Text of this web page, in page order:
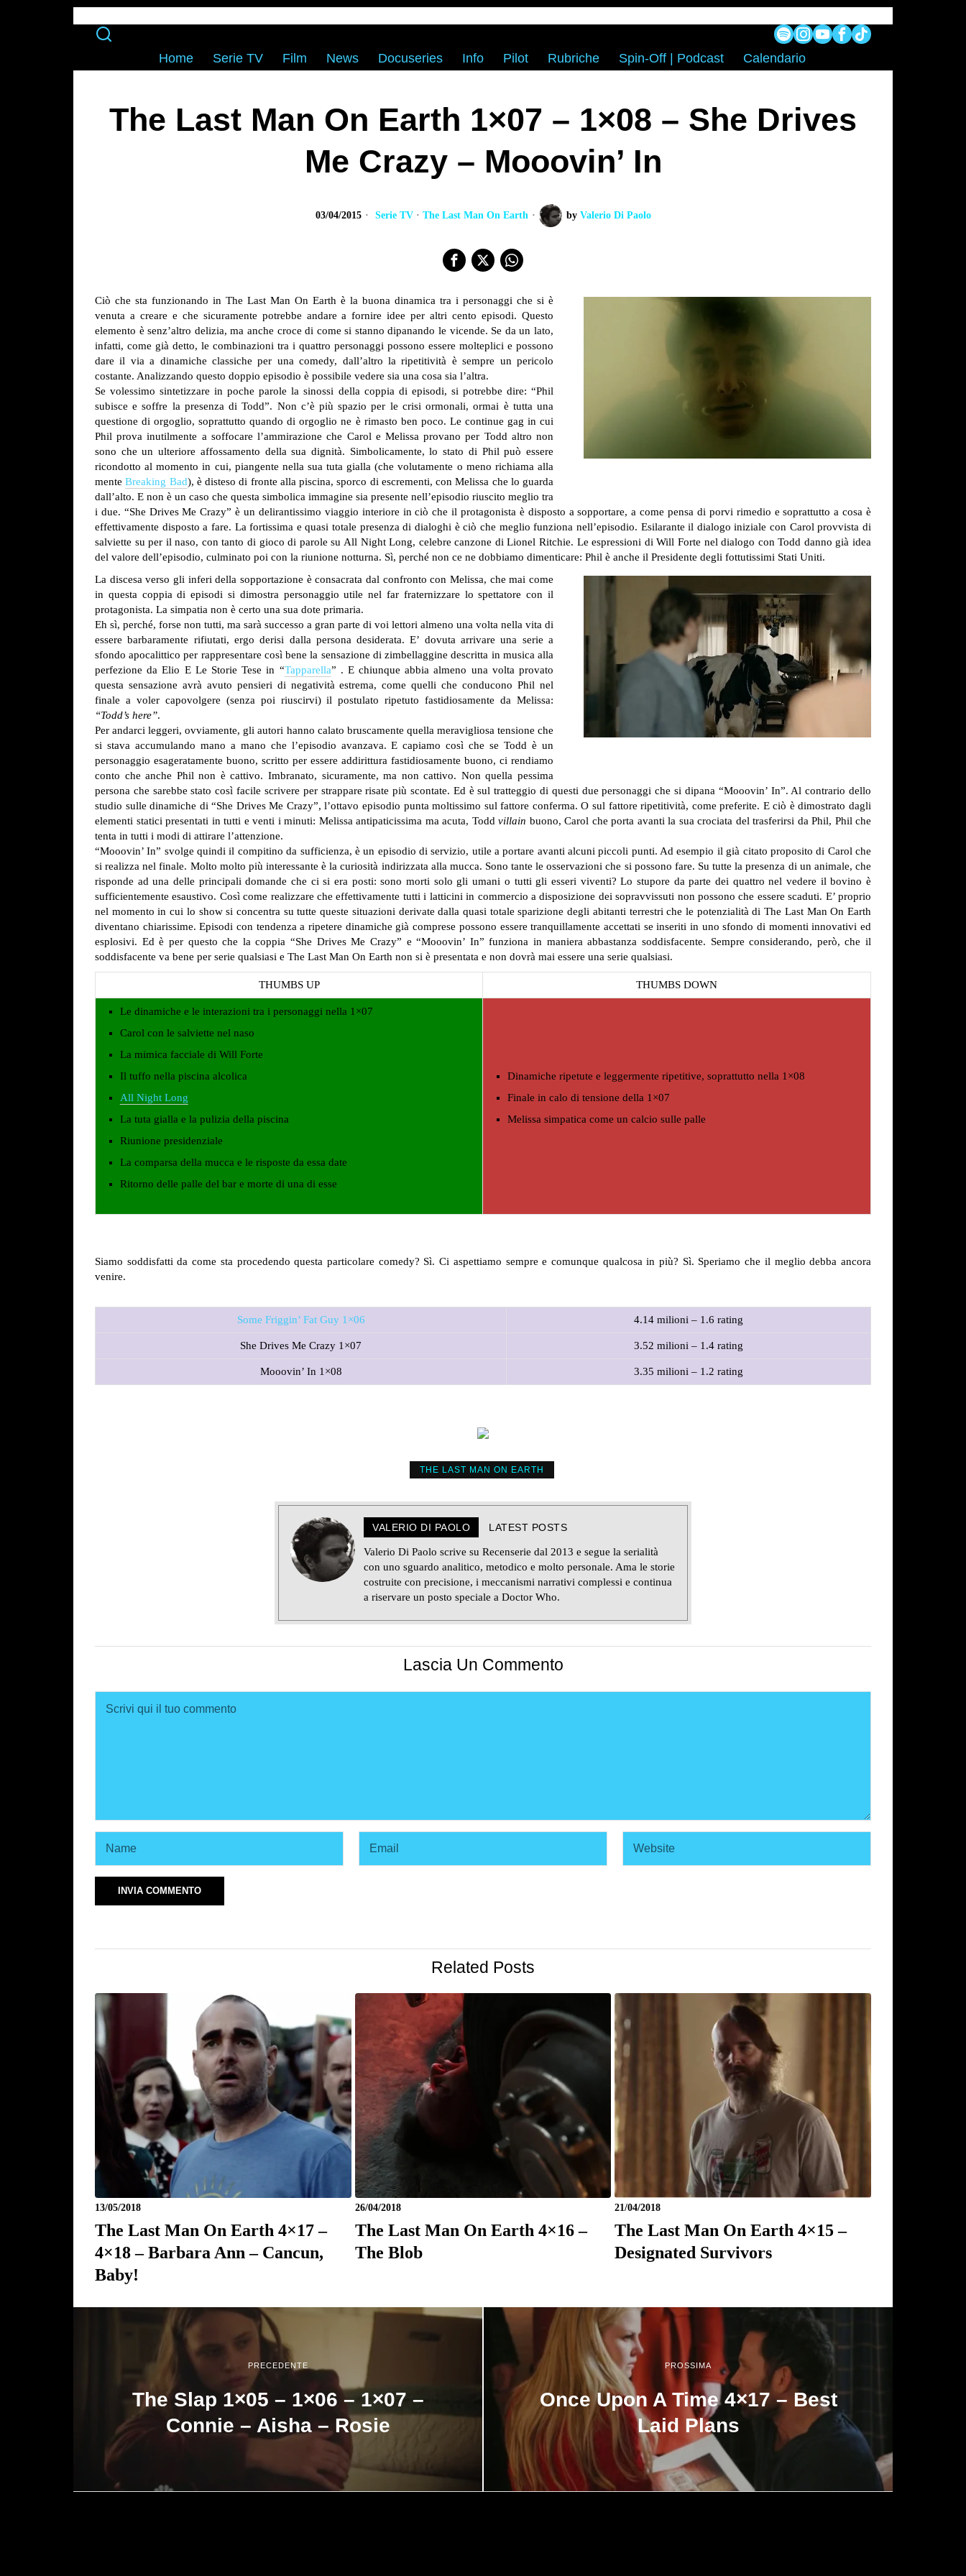
Home Serie TV Film News Docuseries Info Pilot Rubriche Spin-Off | Podcast Calendario
The Last Man On Earth 1×07 – 1×08 – She Drives
Me Crazy – Mooovin’ In
03/04/2015 Serie TV · The Last Man On Earth by Valerio Di Paolo
Ciò che sta funzionando in The Last Man On Earth è la buona dinamica tra i personaggi che si è
venuta a creare e che sicuramente potrebbe andare a fornire idee per altri cento episodi. Questo
elemento è senz’altro delizia, ma anche croce di come si stanno dipanando le vicende. Se da un lato,
infatti, come già detto, le combinazioni tra i quattro personaggi possono essere molteplici e possono
dare il via a dinamiche classiche per una comedy, dall’altro la ripetitività è sempre un pericolo
costante. Analizzando questo doppio episodio è possibile vedere sia una cosa sia l’altra.
Se volessimo sintetizzare in poche parole la sinossi della coppia di episodi, si potrebbe dire: “Phil
subisce e soffre la presenza di Todd”. Non c’è più spazio per le crisi ormonali, ormai è tutta una
questione di orgoglio, soprattutto quando di orgoglio ne è rimasto ben poco. Le continue gag in cui
Phil prova inutilmente a soffocare l’ammirazione che Carol e Melissa provano per Todd altro non
sono che un ulteriore affossamento della sua dignità. Simbolicamente, lo stato di Phil può essere
ricondotto al momento in cui, piangente nella sua tuta gialla (che volutamente o meno richiama alla
menteBreaking Bad), è disteso di fronte alla piscina, sporco di escrementi, con Melissa che lo guarda
dall’alto. E non è un caso che questa simbolica immagine sia presente nell’episodio riuscito meglio tra
i due. “She Drives Me Crazy” è un delirantissimo viaggio interiore in ciò che il protagonista è disposto a sopportare, a come pensa di porvi rimedio e soprattutto a cosa è
effettivamente disposto a fare. La fortissima e quasi totale presenza di dialoghi è ciò che meglio funziona nell’episodio. Esilarante il dialogo iniziale con Carol provvista di
salviette su per il naso, con tanto di gioco di parole su All Night Long, celebre canzone di Lionel Ritchie. Le espressioni di Will Forte nel dialogo con Todd danno già idea
del valore dell’episodio, culminato poi con la riunione notturna. Sì, perché non ce ne dobbiamo dimenticare: Phil è anche il Presidente degli fottutissimi Stati Uniti.
La discesa verso gli inferi della sopportazione è consacrata dal confronto con Melissa, che mai come
in questa coppia di episodi si dimostra personaggio utile nel far fraternizzare lo spettatore con il
protagonista. La simpatia non è certo una sua dote primaria.
Eh sì, perché, forse non tutti, ma sarà successo a gran parte di voi lettori almeno una volta nella vita di
essere barbaramente rifiutati, ergo derisi dalla persona desiderata. E’ dovuta arrivare una serie a
sfondo apocalittico per rappresentare così bene la sensazione di zimbellaggine descritta in musica alla
perfezione da Elio E Le Storie Tese in “Tapparella” . E chiunque abbia almeno una volta provato
questa sensazione avrà avuto pensieri di negatività estrema, come quelli che conducono Phil nel
finale a voler capovolgere (senza poi riuscirvi) il postulato ripetuto fastidiosamente da Melissa:
“Todd’s here”.
Per andarci leggeri, ovviamente, gli autori hanno calato bruscamente quella meravigliosa tensione che
si stava accumulando mano a mano che l’episodio avanzava. E capiamo così che se Todd è un
personaggio esageratamente buono, scritto per essere addirittura fastidiosamente buono, ci rendiamo
conto che anche Phil non è cattivo. Imbranato, sicuramente, ma non cattivo. Non quella pessima
persona che sarebbe stato così facile scrivere per strappare risate più scontate. Ed è sul tratteggio di questi due personaggi che si dipana “Mooovin’ In”. Al contrario dello
studio sulle dinamiche di “She Drives Me Crazy”, l’ottavo episodio punta moltissimo sul fattore conferma. O sul fattore ripetitività, come preferite. E ciò è dimostrato dagli
elementi statici presentati in tutti e venti i minuti: Melissa antipaticissima ma acuta, Todd villain buono, Carol che porta avanti la sua crociata del trasferirsi da Phil, Phil che
tenta in tutti i modi di attirare l’attenzione.
“Mooovin’ In” svolge quindi il compitino da sufficienza, è un episodio di servizio, utile a portare avanti alcuni piccoli punti. Ad esempio il già citato proposito di Carol che
si realizza nel finale. Molto molto più interessante è la curiosità indirizzata alla mucca. Sono tante le osservazioni che si possono fare. Su tutte la presenza di un animale, che
risponde ad una delle principali domande che ci si era posti: sono morti solo gli umani o tutti gli esseri viventi? Lo stupore da parte dei quattro nel vedere il bovino è
sufficientemente esaustivo. Così come realizzare che effettivamente tutti i latticini in commercio a disposizione dei sopravvissuti non possono che essere scaduti. E’ proprio
nel momento in cui lo show si concentra su tutte queste situazioni derivate dalla quasi totale sparizione degli abitanti terrestri che le potenzialità di The Last Man On Earth
diventano chiarissime. Episodi con tendenza a ripetere dinamiche già comprese possono essere tranquillamente accettati se inseriti in uno sfondo di momenti innovativi ed
esplosivi. Ed è per questo che la coppia “She Drives Me Crazy” e “Mooovin’ In” funziona in maniera abbastanza soddisfacente. Sempre considerando, però, che il
soddisfacente va bene per serie qualsiasi e The Last Man On Earth non si è presentata e non dovrà mai essere una serie qualsiasi.
THUMBS UP THUMBS DOWN
Le dinamiche e le interazioni tra i personaggi nella 1×07
Carol con le salviette nel naso
La mimica facciale di Will Forte
Il tuffo nella piscina alcolica
All Night Long
La tuta gialla e la pulizia della piscina
Riunione presidenziale
La comparsa della mucca e le risposte da essa date
Ritorno delle palle del bar e morte di una di esse
Dinamiche ripetute e leggermente ripetitive, soprattutto nella 1×08
Finale in calo di tensione della 1×07
Melissa simpatica come un calcio sulle palle
Siamo soddisfatti da come sta procedendo questa particolare comedy? Sì. Ci aspettiamo sempre e comunque qualcosa in più? Sì. Speriamo che il meglio debba ancora
venire.
Some Friggin’ Fat Guy 1×06 4.14 milioni – 1.6 rating
She Drives Me Crazy 1×07 3.52 milioni – 1.4 rating
Mooovin’ In 1×08 3.35 milioni – 1.2 rating
THE LAST MAN ON EARTH
VALERIO DI PAOLO LATEST POSTS
Valerio Di Paolo scrive su Recenserie dal 2013 e segue la serialità
con uno sguardo analitico, metodico e molto personale. Ama le storie
costruite con precisione, i meccanismi narrativi complessi e continua
a riservare un posto speciale a Doctor Who.
Lascia Un Commento
Related Posts
13/05/2018
The Last Man On Earth 4×17 –
4×18 – Barbara Ann – Cancun,
Baby!
26/04/2018
The Last Man On Earth 4×16 –
The Blob
21/04/2018
The Last Man On Earth 4×15 –
Designated Survivors
PRECEDENTE
The Slap 1×05 – 1×06 – 1×07 –
Connie – Aisha – Rosie
PROSSIMA
Once Upon A Time 4×17 – Best
Laid Plans